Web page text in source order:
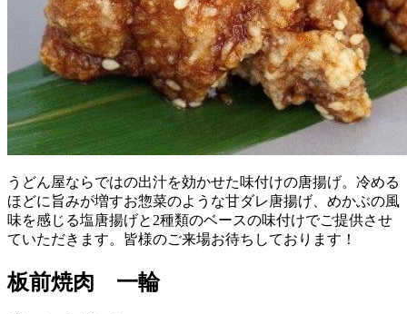
うどん屋ならではの出汁を効かせた味付けの唐揚げ。冷める
ほどに旨みが増すお惣菜のような甘ダレ唐揚げ、めかぶの風
味を感じる塩唐揚げと2種類のベースの味付けでご提供させ
ていただきます。皆様のご来場お待ちしております！
板前焼肉 一輪